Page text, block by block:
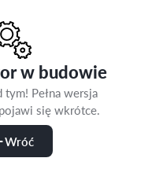
w budowie
tym! Pełna wersja
się wkrótce.
Wróć
"Kaolin"
"Perla Nera"